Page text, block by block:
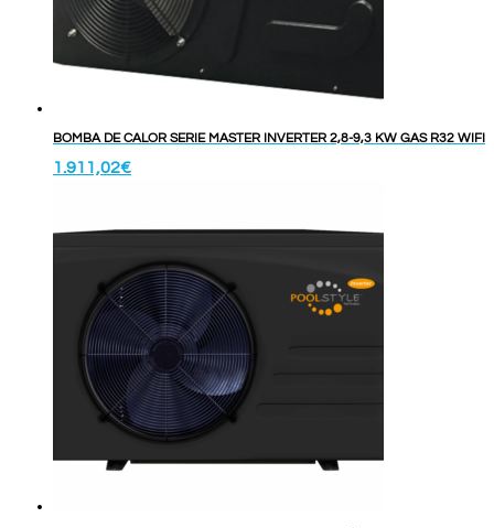
BOMBA DE CALOR SERIE MASTER INVERTER 2,8-9,3 KW GAS R32 WIFI
1.911,02€